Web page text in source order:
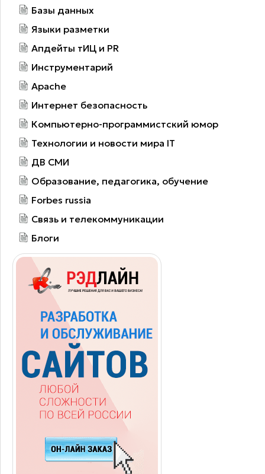
Базы данных
Языки разметки
Апдейты тИЦ и PR
Инструментарий
Apache
Интернет безопасность
Компьютерно-программистский юмор
Технологии и новости мира IT
ДВ СМИ
Образование, педагогика, обучение
Forbes russia
Связь и телекоммуникации
Блоги